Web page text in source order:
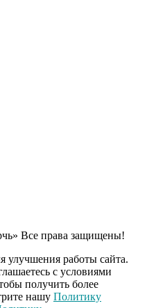
Все права защищены!
улучшения работы сайта.
с условиями
получить более
нашу Политику